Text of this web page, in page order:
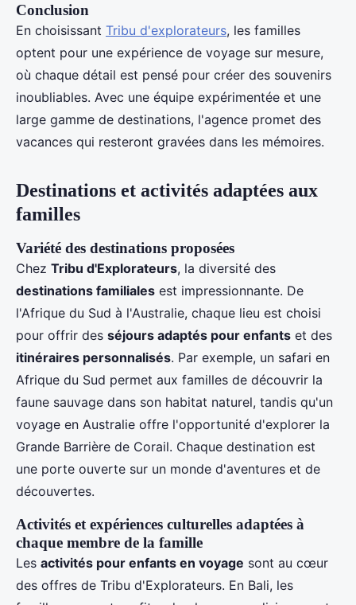
Conclusion
En choisissant Tribu d'explorateurs, les familles
optent pour une expérience de voyage sur mesure,
où chaque détail est pensé pour créer des souvenirs
inoubliables. Avec une équipe expérimentée et une
large gamme de destinations, l'agence promet des
vacances qui resteront gravées dans les mémoires.
Destinations et activités adaptées aux
familles
Variété des destinations proposées
Chez Tribu d'Explorateurs, la diversité des
destinations familiales est impressionnante. De
l'Afrique du Sud à l'Australie, chaque lieu est choisi
pour offrir des séjours adaptés pour enfants et des
itinéraires personnalisés. Par exemple, un safari en
Afrique du Sud permet aux familles de découvrir la
faune sauvage dans son habitat naturel, tandis qu'un
voyage en Australie offre l'opportunité d'explorer la
Grande Barrière de Corail. Chaque destination est
une porte ouverte sur un monde d'aventures et de
découvertes.
Activités et expériences culturelles adaptées à
chaque membre de la famille
Les activités pour enfants en voyage sont au cœur
des offres de Tribu d'Explorateurs. En Bali, les